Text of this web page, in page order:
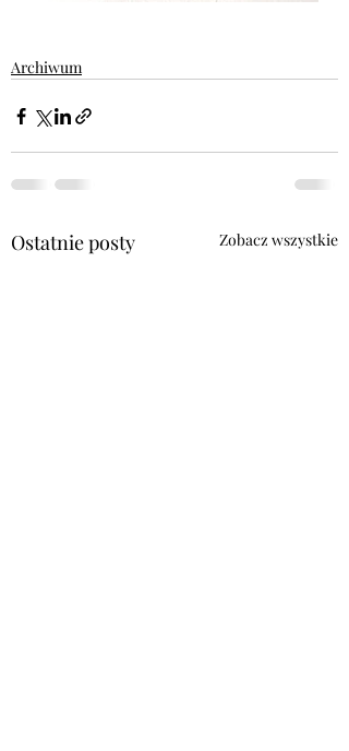
Archiwum
Ostatnie posty Zobacz wszystkie